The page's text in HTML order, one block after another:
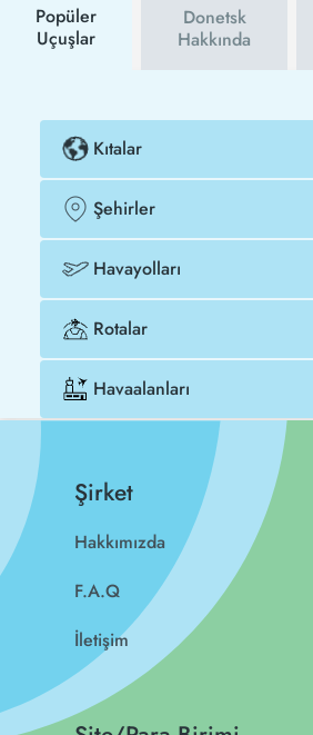
Popüler
Uçuşlar
Donetsk
Hakkında
Kıtalar
Şehirler
Havayolları
Rotalar
Havaalanları
Şirket
Hakkımızda
F.A.Q
İletişim